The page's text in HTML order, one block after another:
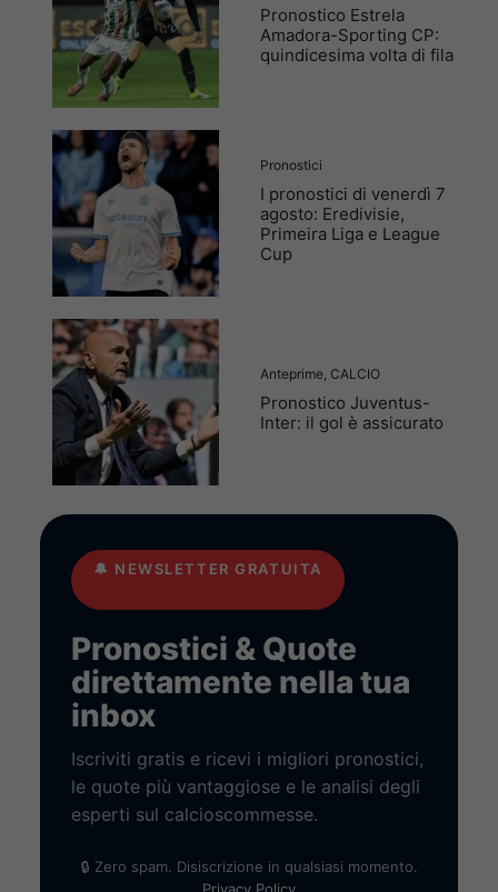
Pronostico Estrela
Amadora-Sporting CP:
quindicesima volta di fila
Pronostici
I pronostici di venerdì 7
agosto: Eredivisie,
Primeira Liga e League
Cup
Anteprime, CALCIO
Pronostico Juventus-
Inter: il gol è assicurato
🔔 NEWSLETTER GRATUITA
Pronostici & Quote
direttamente nella tua
inbox
Iscriviti gratis e ricevi i migliori pronostici,
le quote più vantaggiose e le analisi degli
esperti sul calcioscommesse.
🔒 Zero spam. Disiscrizione in qualsiasi momento.